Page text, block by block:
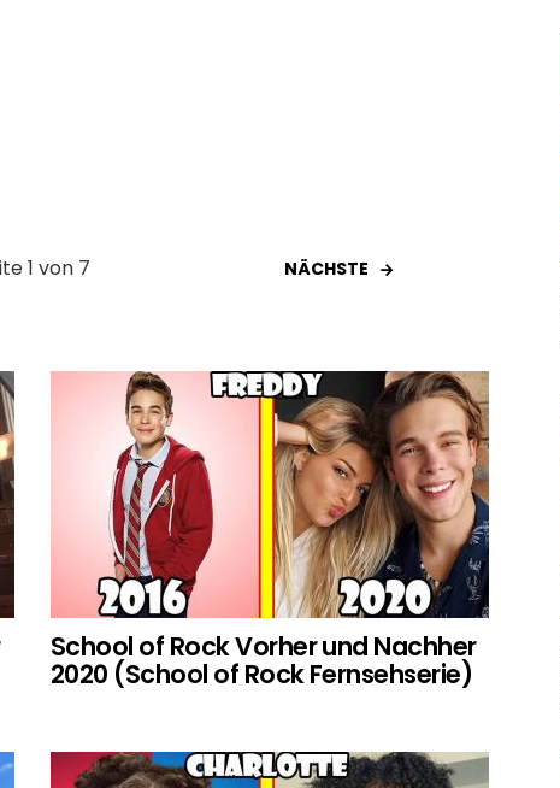
1 von 7 NÄCHSTE
School of Rock Vorher und Nachher
2020 (School of Rock Fernsehserie)